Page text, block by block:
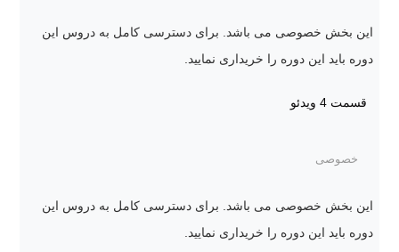
این بخش خصوصی می باشد. برای دسترسی کامل به دروس این
دوره باید این دوره را خریداری نمایید.
قسمت 4 ویدئو
خصوصی
این بخش خصوصی می باشد. برای دسترسی کامل به دروس این
دوره باید این دوره را خریداری نمایید.